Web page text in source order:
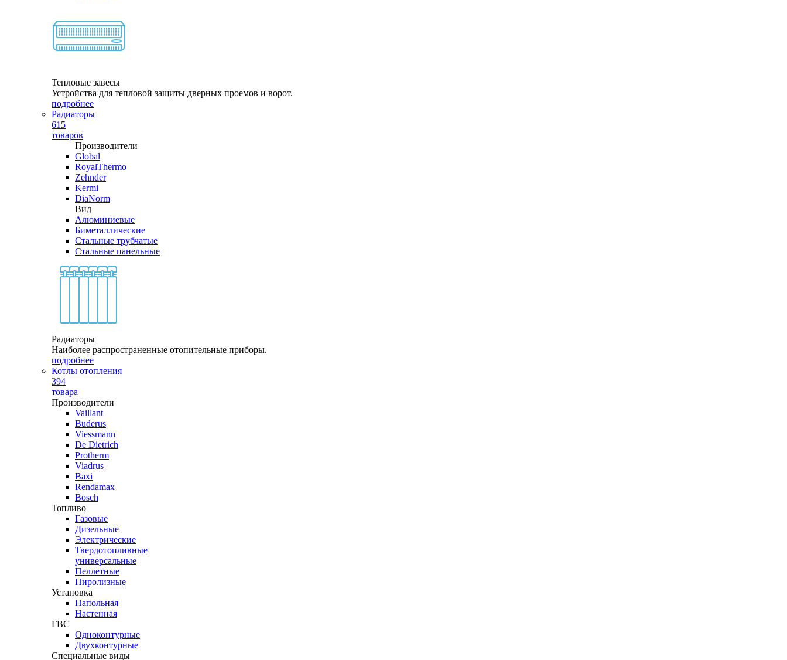
Тепловые завесы
Устройства для тепловой защиты дверных проемов и ворот.
подробнее
Радиаторы
615
товаров
Производители
Global
RoyalThermo
Zehnder
Kermi
DiaNorm
Вид
Алюминиевые
Биметаллические
Стальные трубчатые
Стальные панельные
Радиаторы
Наиболее распространенные отопительные приборы.
подробнее
Котлы отопления
394
товара
Производители
Vaillant
Buderus
Viessmann
De Dietrich
Protherm
Viadrus
Baxi
Rendamax
Bosch
Топливо
Газовые
Дизельные
Электрические
Твердотопливные
универсальные
Пеллетные
Пиролизные
Установка
Напольная
Настенная
ГВС
Одноконтурные
Двухконтурные
Специальные виды